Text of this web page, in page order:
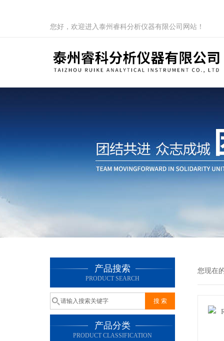
您好，欢迎进入泰州睿科分析仪器有限公司网站！
产品搜索
PRODUCT SEARCH
产品分类
PRODUCT CLASSIFICATION
您现在